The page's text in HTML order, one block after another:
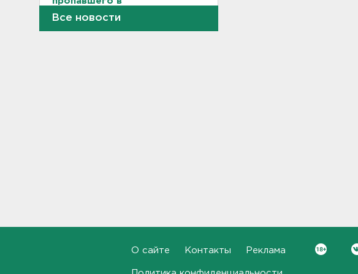
15:58
Все новости
О сайте Контакты Реклама